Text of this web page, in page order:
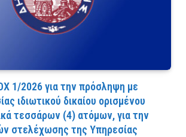
1/2026 για την πρόσληψη με
ιδιωτικού δικαίου ορισμένου
τεσσάρων (4) ατόμων, για την
στελέχωσης της Υπηρεσίας